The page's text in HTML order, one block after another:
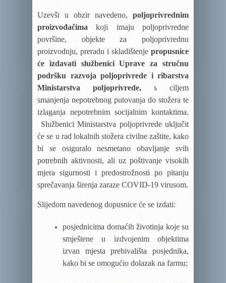
Uzevši u obzir navedeno, poljoprivrednim
proizvođačima koji imaju poljoprivredne
površine, objekte za poljoprivrednu
proizvodnju, preradu i skladištenje propusnice
će izdavati službenici Uprave za stručnu
podršku razvoja poljoprivrede i ribarstva
Ministarstva poljoprivrede, s ciljem
smanjenja nepotrebnog putovanja do stožera te
izlaganja nepotrebnim socijalnim kontaktima.
Službenici Ministarstva poljoprivrede uključit
će se u rad lokalnih stožera civilne zaštite, kako
bi se osiguralo nesmetano obavljanje svih
potrebnih aktivnosti, ali uz poštivanje visokih
mjera sigurnosti i predostrožnosti po pitanju
sprečavanja širenja zaraze COVID-19 virusom.
Slijedom navedenog dopusnice će se izdati:
posjednicima domaćih životinja koje su
smještene u izdvojenim objektima
izvan mjesta prebivališta posjednika,
kako bi se omogućio dolazak na farmu;